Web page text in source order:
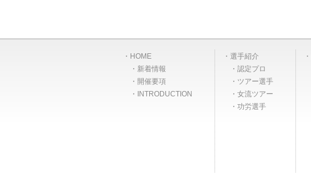
HOME
新着情報
開催要項
INTRODUCTION
選手紹介
認定プロ
ツアー選手
女流ツアー
功労選手